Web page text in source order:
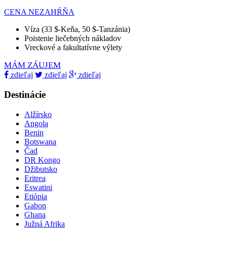
CENA NEZAHŔŇA
Víza (33 $-Keňa, 50 $-Tanzánia)
Poistenie liečebných nákladov
Vreckové a fakultatívne výlety
MÁM ZÁUJEM
zdieľaj zdieľaj zdieľaj
Destinácie
Alžírsko
Angola
Benin
Botswana
Čad
DR Kongo
Džibutsko
Eritrea
Eswatini
Etiópia
Gabon
Ghana
Južná Afrika